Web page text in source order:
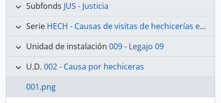
Subfonds JUS - Justicia
Serie HECH - Causas de visitas de hechicerías e Idolatrías
Unidad de instalación 009 - Legajo 09
U.D. 002 - Causa por hechiceras
001.png